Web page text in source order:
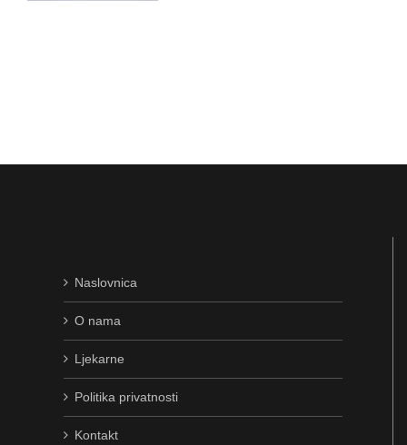
Naslovnica
O nama
Ljekarne
Politika privatnosti
Kontakt